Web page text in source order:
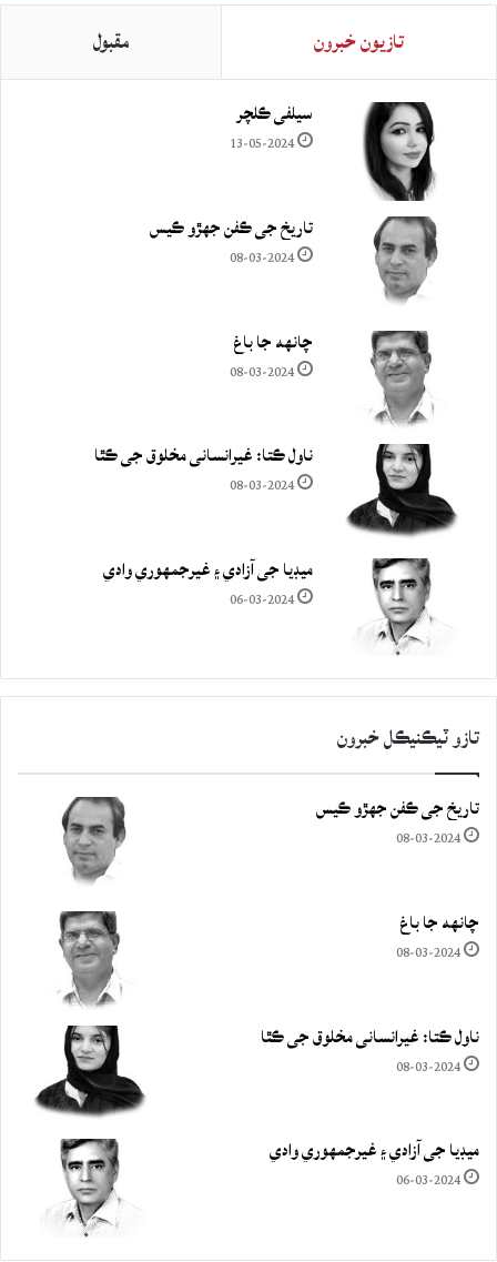
تازيون خبرون مقبول
سيلفي ڪلچر
13-05-2024
تاريخ جي ڪفن جھڙو ڪيس
08-03-2024
چانهه جا باغ
08-03-2024
ناول ڪتا: غيرانساني مخلوق جي ڪٿا
08-03-2024
ميڊيا جي آزادي ۽ غيرجمھوري وادي
06-03-2024
تازو ٽيڪنيڪل خبرون
تاريخ جي ڪفن جھڙو ڪيس
08-03-2024
چانهه جا باغ
08-03-2024
ناول ڪتا: غيرانساني مخلوق جي ڪٿا
08-03-2024
ميڊيا جي آزادي ۽ غيرجمھوري وادي
06-03-2024